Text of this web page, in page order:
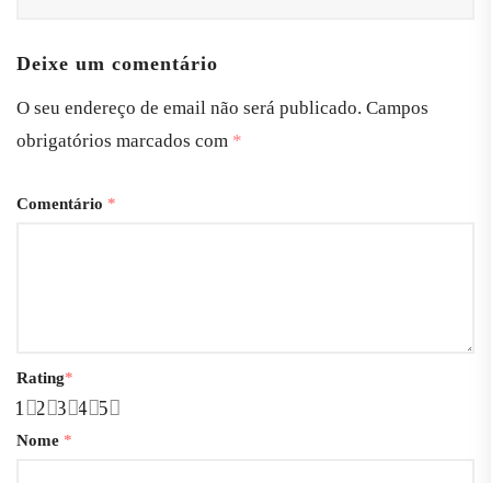
Deixe um comentário
O seu endereço de email não será publicado. Campos
obrigatórios marcados com *
Comentário *
Rating*
5
4
3
2
1
Nome *